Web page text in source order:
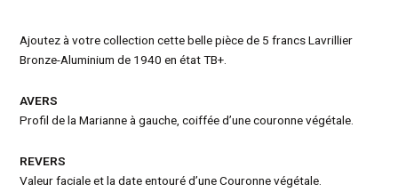
Ajoutez à votre collection cette belle pièce de 5 francs Lavrillier
Bronze-Aluminium de 1940 en état TB+.
AVERS
Profil de la Marianne à gauche, coiffée d’une couronne végétale.
REVERS
Valeur faciale et la date entouré d’une Couronne végétale.